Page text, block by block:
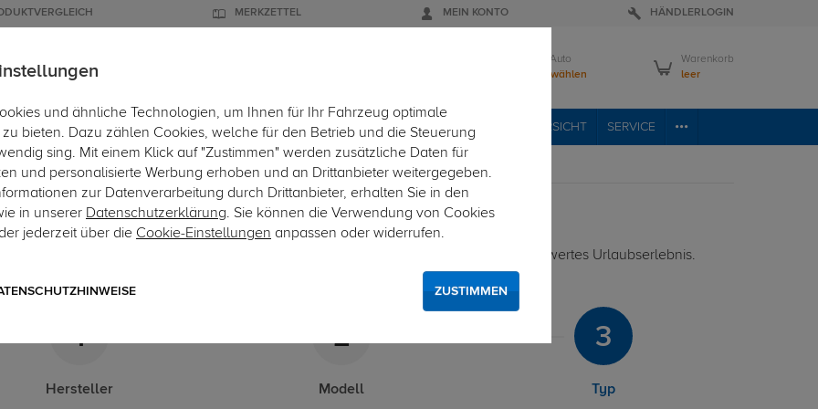
MERKZETTEL MEIN KONTO HÄNDLERLOGIN
Mein Auto
Bitte wählen
Warenkorb
leer
DACHBOXEN FAHRRADTRÄGER ZUBEHÖR EINBAUSERVICE FAHRZEUGÜBERSICHT SERVICE
Kupplungskonfigurator
Auflistung schützt Sie und andere in Ihrer Umgebung und ermöglicht ein unbeschwertes Urlaubserlebnis.
1
Hersteller
2
Modell
3
Typ
und ähnliche Technologien, um Ihnen für Ihr Fahrzeug optimale
bieten. Dazu zählen Cookies, welche für den Betrieb und die Steuerung
sing. Mit einem Klick auf "Zustimmen" werden zusätzliche Daten für
und personalisierte Werbung erhoben und an Drittanbieter weitergegeben.
zur Datenverarbeitung durch Drittanbieter, erhalten Sie in den
in unserer Datenschutzerklärung. Sie können die Verwendung von Cookies
jederzeit über die Cookie-Einstellungen anpassen oder widerrufen.
ZUSTIMMEN